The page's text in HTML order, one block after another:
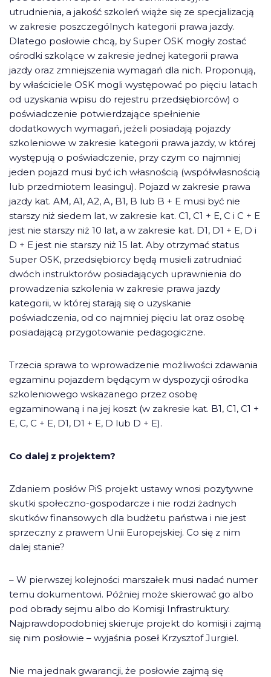
utrudnienia, a jakość szkoleń wiąże się ze specjalizacją
w zakresie poszczególnych kategorii prawa jazdy.
Dlatego posłowie chcą, by Super OSK mogły zostać
ośrodki szkolące w zakresie jednej kategorii prawa
jazdy oraz zmniejszenia wymagań dla nich. Proponują,
by właściciele OSK mogli występować po pięciu latach
od uzyskania wpisu do rejestru przedsiębiorców) o
poświadczenie potwierdzające spełnienie
dodatkowych wymagań, jeżeli posiadają pojazdy
szkoleniowe w zakresie kategorii prawa jazdy, w której
występują o poświadczenie, przy czym co najmniej
jeden pojazd musi być ich własnością (współwłasnością
lub przedmiotem leasingu). Pojazd w zakresie prawa
jazdy kat. AM, A1, A2, A, B1, B lub B + E musi być nie
starszy niż siedem lat, w zakresie kat. C1, C1 + E, C i C + E
jest nie starszy niż 10 lat, a w zakresie kat. D1, D1 + E, D i
D + E jest nie starszy niż 15 lat. Aby otrzymać status
Super OSK, przedsiębiorcy będą musieli zatrudniać
dwóch instruktorów posiadających uprawnienia do
prowadzenia szkolenia w zakresie prawa jazdy
kategorii, w której starają się o uzyskanie
poświadczenia, od co najmniej pięciu lat oraz osobę
posiadającą przygotowanie pedagogiczne.
Trzecia sprawa to wprowadzenie możliwości zdawania
egzaminu pojazdem będącym w dyspozycji ośrodka
szkoleniowego wskazanego przez osobę
egzaminowaną i na jej koszt (w zakresie kat. B1, C1, C1 +
E, C, C + E, D1, D1 + E, D lub D + E).
Co dalej z projektem?
Zdaniem posłów PiS projekt ustawy wnosi pozytywne
skutki społeczno-gospodarcze i nie rodzi żadnych
skutków finansowych dla budżetu państwa i nie jest
sprzeczny z prawem Unii Europejskiej. Co się z nim
dalej stanie?
– W pierwszej kolejności marszałek musi nadać numer
temu dokumentowi. Później może skierować go albo
pod obrady sejmu albo do Komisji Infrastruktury.
Najprawdopodobniej skieruje projekt do komisji i zajmą
się nim posłowie – wyjaśnia poseł Krzysztof Jurgiel.
Nie ma jednak gwarancji, że posłowie zajmą się